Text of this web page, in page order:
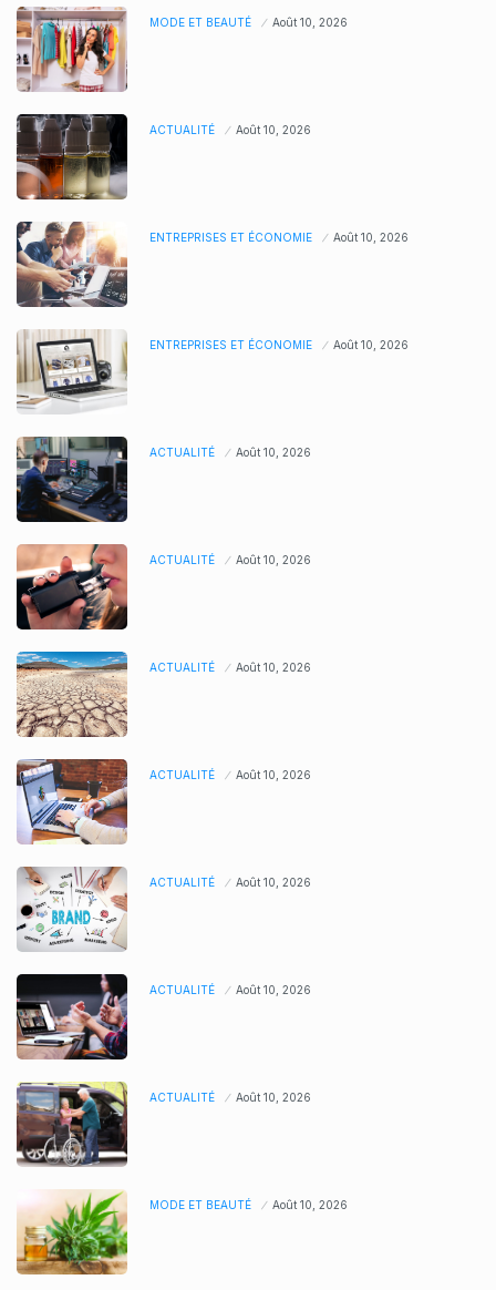
MODE ET BEAUTÉ Août 10, 2026
ACTUALITÉ Août 10, 2026
ENTREPRISES ET ÉCONOMIE Août 10, 2026
ENTREPRISES ET ÉCONOMIE Août 10, 2026
ACTUALITÉ Août 10, 2026
ACTUALITÉ Août 10, 2026
ACTUALITÉ Août 10, 2026
ACTUALITÉ Août 10, 2026
ACTUALITÉ Août 10, 2026
ACTUALITÉ Août 10, 2026
ACTUALITÉ Août 10, 2026
MODE ET BEAUTÉ Août 10, 2026